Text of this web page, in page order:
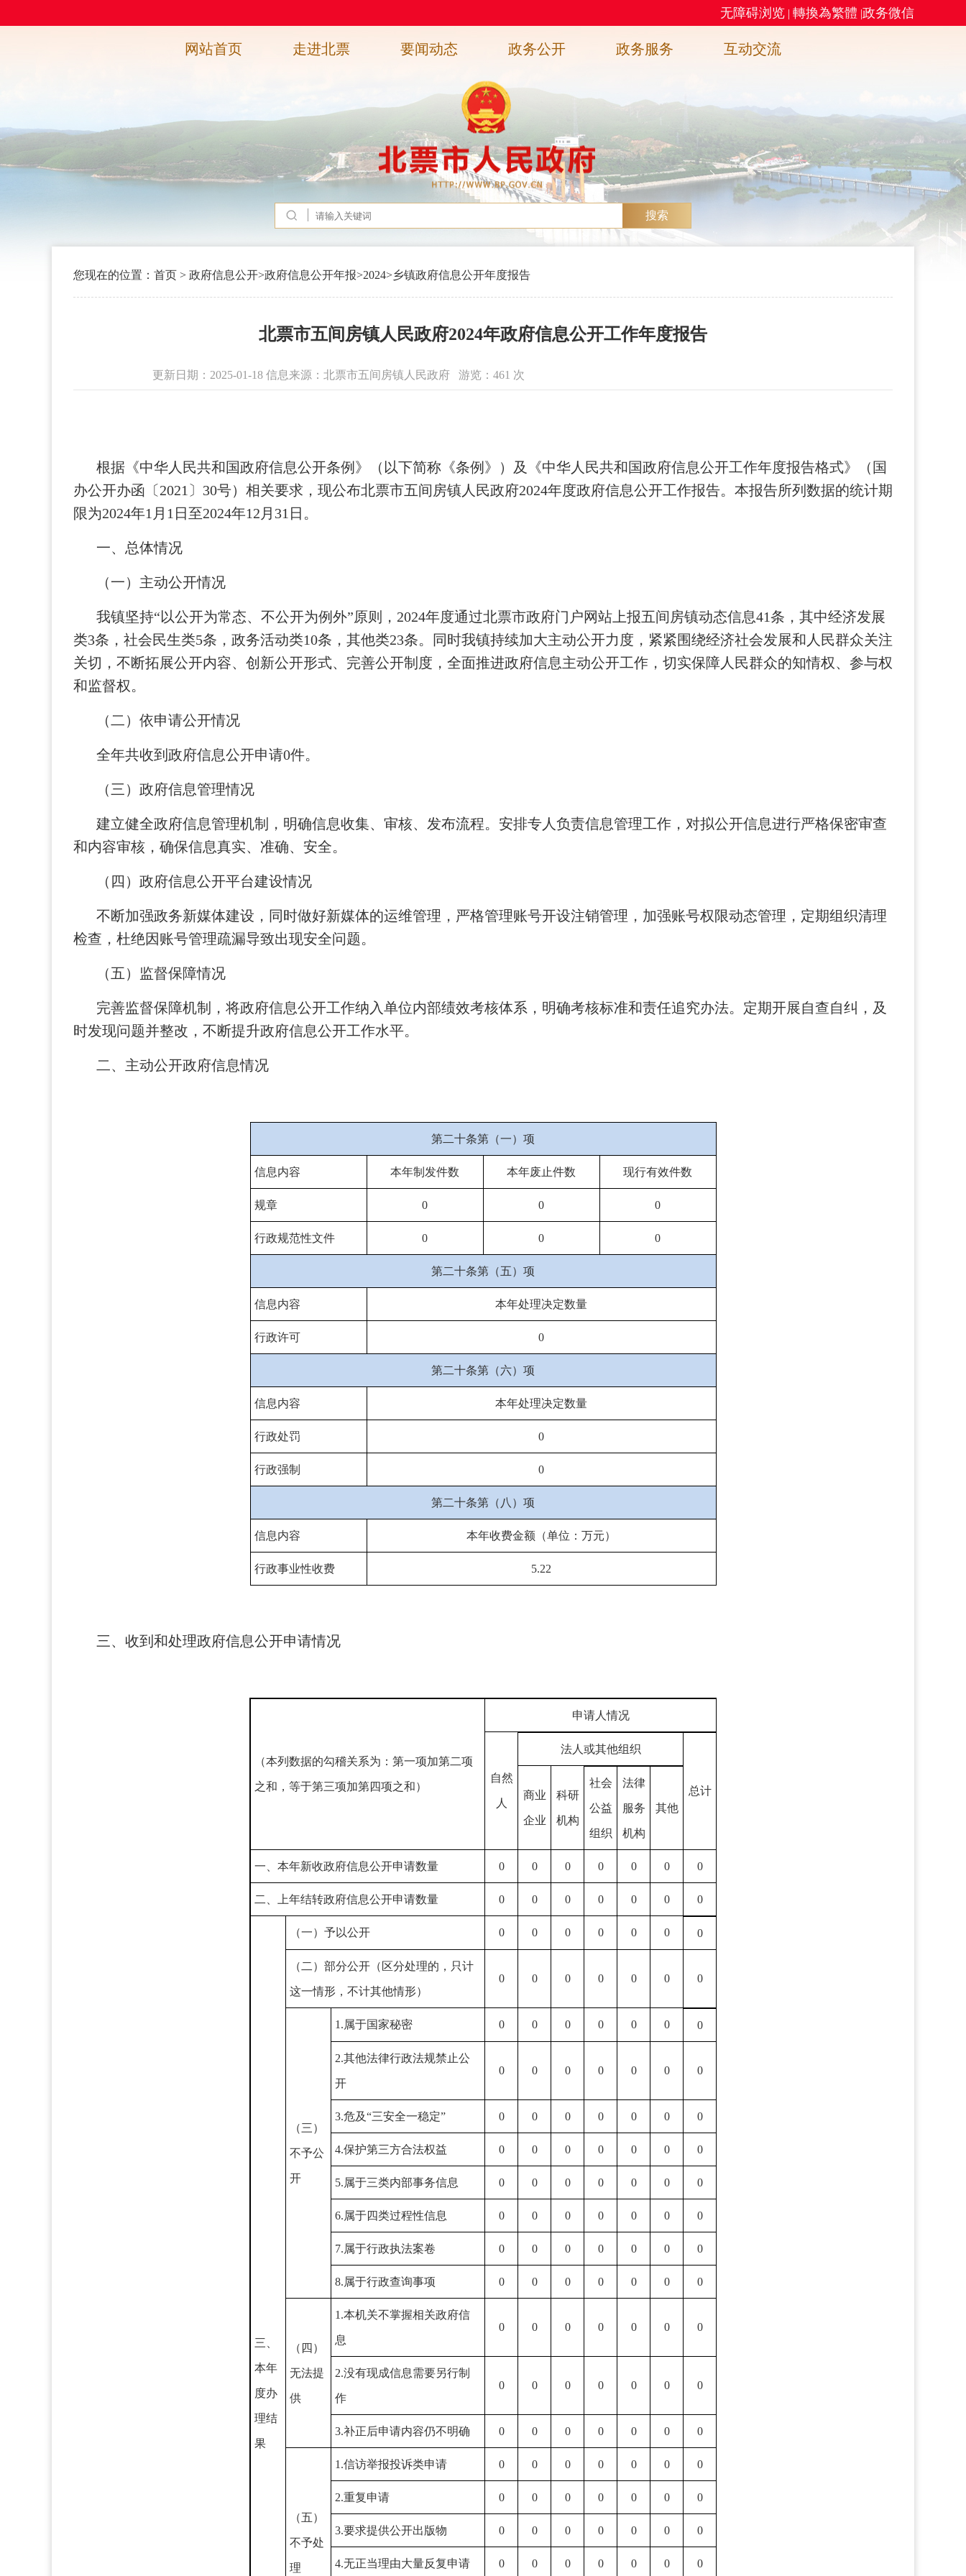
无障碍浏览 | 轉換為繁體 |政务微信
网站首页 走进北票 要闻动态 政务公开 政务服务 互动交流
搜索
您现在的位置： 首页 > 政府信息公开>政府信息公开年报>2024>乡镇政府信息公开年度报告
北票市五间房镇人民政府2024年政府信息公开工作年度报告
更新日期：2025-01-18 信息来源：北票市五间房镇人民政府 游览： 461 次
根据《中华人民共和国政府信息公开条例》（以下简称《条例》）及《中华人民共和国政府信息公开工作年度报告格式》（国
办公开办函〔2021〕30号）相关要求，现公布北票市五间房镇人民政府2024年度政府信息公开工作报告。本报告所列数据的统计期
限为2024年1月1日至2024年12月31日。
一、总体情况
（一）主动公开情况
我镇坚持“以公开为常态、不公开为例外”原则，2024年度通过北票市政府门户网站上报五间房镇动态信息41条，其中经济发展
类3条，社会民生类5条，政务活动类10条，其他类23条。同时我镇持续加大主动公开力度，紧紧围绕经济社会发展和人民群众关注
关切，不断拓展公开内容、创新公开形式、完善公开制度，全面推进政府信息主动公开工作，切实保障人民群众的知情权、参与权
和监督权。
（二）依申请公开情况
全年共收到政府信息公开申请0件。
（三）政府信息管理情况
建立健全政府信息管理机制，明确信息收集、审核、发布流程。安排专人负责信息管理工作，对拟公开信息进行严格保密审查
和内容审核，确保信息真实、准确、安全。
（四）政府信息公开平台建设情况
不断加强政务新媒体建设，同时做好新媒体的运维管理，严格管理账号开设注销管理，加强账号权限动态管理，定期组织清理
检查，杜绝因账号管理疏漏导致出现安全问题。
（五）监督保障情况
完善监督保障机制，将政府信息公开工作纳入单位内部绩效考核体系，明确考核标准和责任追究办法。定期开展自查自纠，及
时发现问题并整改，不断提升政府信息公开工作水平。
二、主动公开政府信息情况
第二十条第（一）项
信息内容 本年制发件数 本年废止件数 现行有效件数
规章 0 0 0
行政规范性文件 0 0 0
第二十条第（五）项
信息内容 本年处理决定数量
行政许可 0
第二十条第（六）项
信息内容 本年处理决定数量
行政处罚 0
行政强制 0
第二十条第（八）项
信息内容 本年收费金额（单位：万元）
行政事业性收费 5.22
三、收到和处理政府信息公开申请情况
（本列数据的勾稽关系为：第一项加第二项
之和，等于第三项加第四项之和）
申请人情况
自然
人
法人或其他组织
总计
商业
企业
科研
机构
社会
公益
组织
法律
服务
机构
其他
一、本年新收政府信息公开申请数量 0 0 0 0 0 0 0
二、上年结转政府信息公开申请数量 0 0 0 0 0 0 0
三、
本年
度办
理结
果
（一）予以公开 0 0 0 0 0 0 0
（二）部分公开（区分处理的，只计
这一情形，不计其他情形）
0 0 0 0 0 0 0
（三）
不予公
开
1.属于国家秘密 0 0 0 0 0 0 0
2.其他法律行政法规禁止公
开
0 0 0 0 0 0 0
3.危及“三安全一稳定” 0 0 0 0 0 0 0
4.保护第三方合法权益 0 0 0 0 0 0 0
5.属于三类内部事务信息 0 0 0 0 0 0 0
6.属于四类过程性信息 0 0 0 0 0 0 0
7.属于行政执法案卷 0 0 0 0 0 0 0
8.属于行政查询事项 0 0 0 0 0 0 0
（四）
无法提
供
1.本机关不掌握相关政府信
息
0 0 0 0 0 0 0
2.没有现成信息需要另行制
作
0 0 0 0 0 0 0
3.补正后申请内容仍不明确 0 0 0 0 0 0 0
（五）
不予处
理
1.信访举报投诉类申请 0 0 0 0 0 0 0
2.重复申请 0 0 0 0 0 0 0
3.要求提供公开出版物 0 0 0 0 0 0 0
4.无正当理由大量反复申请 0 0 0 0 0 0 0